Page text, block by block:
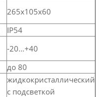
265x105x60
IP54
-20…+40
до 80
жидкокристаллический
с подсветкой